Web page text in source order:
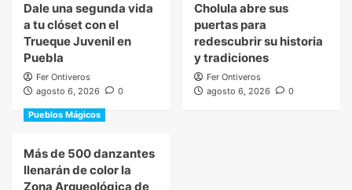
Dale una segunda vida
a tu clóset con el
Trueque Juvenil en
Puebla
Fer Ontiveros
agosto 6, 2026
0
Cholula abre sus
puertas para
redescubrir su historia
y tradiciones
Fer Ontiveros
agosto 6, 2026
0
Pueblos Mágicos
Más de 500 danzantes
llenarán de color la
Zona Arqueológica de